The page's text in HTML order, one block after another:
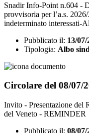
Snadir Info-Point n.604 -
provvisoria per l’a.s.
indeterminato interessati-
Pubblicato il: 13/07/
Tipologia: Albo
Circolare del 08/07/
Invito - Presentazione del
del Veneto - REMINDER
Pubblicato il: 08/07/